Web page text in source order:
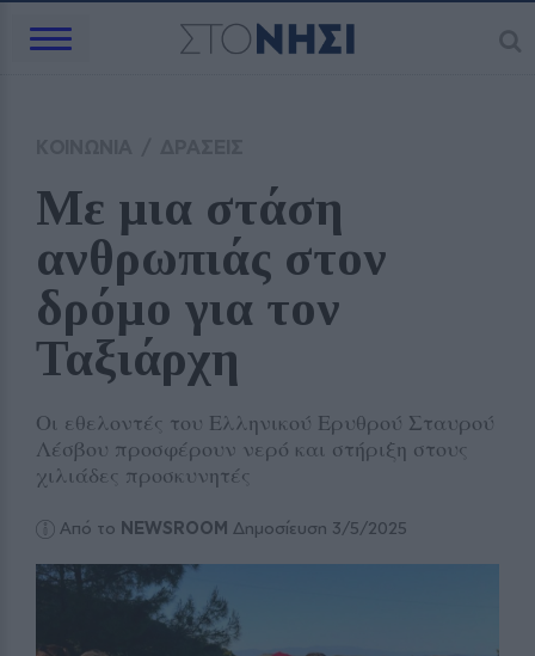
Με μια στάση
ανθρωπιάς στον
δρόμο για τον
Ταξιάρχη
Οι εθελοντές του Ελληνικού Ερυθρού Σταυρού
Λέσβου προσφέρουν νερό και στήριξη στους
χιλιάδες προσκυνητές
Από το NEWSROOM Δημοσίευση 3/5/2025